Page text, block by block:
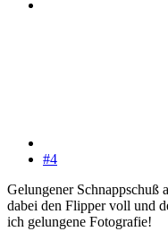
#4
Gelungener Schnappschuß
dabei den Flipper voll und
ich gelungene Fotografie!